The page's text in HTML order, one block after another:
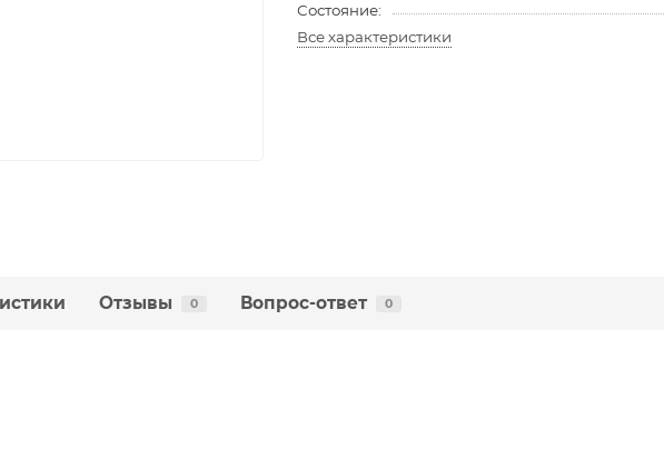
Состояние:
Все характеристики
Отзывы 0 Вопрос-ответ 0